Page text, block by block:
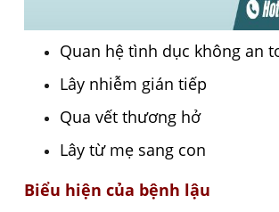
Quan hệ tình dục không an
Lây nhiễm gián tiếp
Qua vết thương hở
Lây từ mẹ sang con
Biểu hiện của bệnh lậu